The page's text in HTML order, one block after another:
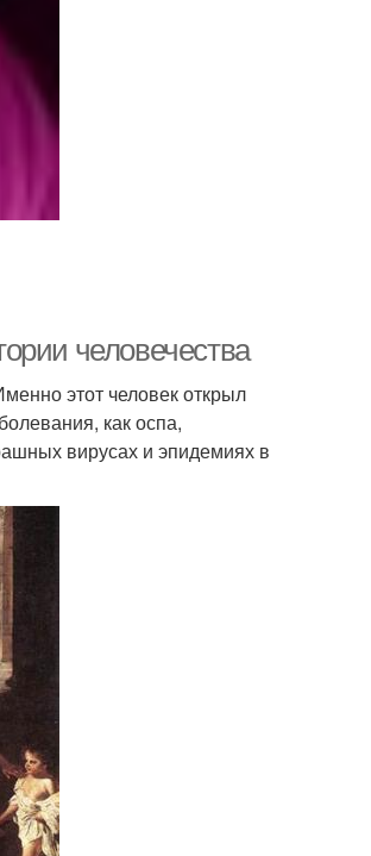
человечества
этот человек открыл
как оспа,
вирусах и эпидемиях в